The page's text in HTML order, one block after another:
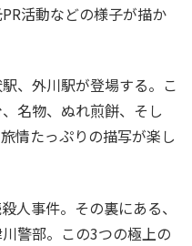
活動などの様子が描か
、外川駅が登場する。こ
名物、ぬれ煎餅、そし
情たっぷりの描写が楽し
人事件。その裏にある、
警部。この3つの極上の